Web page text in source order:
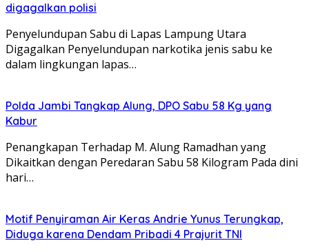
digagalkan polisi
Penyelundupan Sabu di Lapas Lampung Utara
Digagalkan Penyelundupan narkotika jenis sabu ke
dalam lingkungan lapas…
Polda Jambi Tangkap Alung, DPO Sabu 58 Kg yang
Kabur
Penangkapan Terhadap M. Alung Ramadhan yang
Dikaitkan dengan Peredaran Sabu 58 Kilogram Pada dini
hari…
Motif Penyiraman Air Keras Andrie Yunus Terungkap,
Diduga karena Dendam Pribadi 4 Prajurit TNI